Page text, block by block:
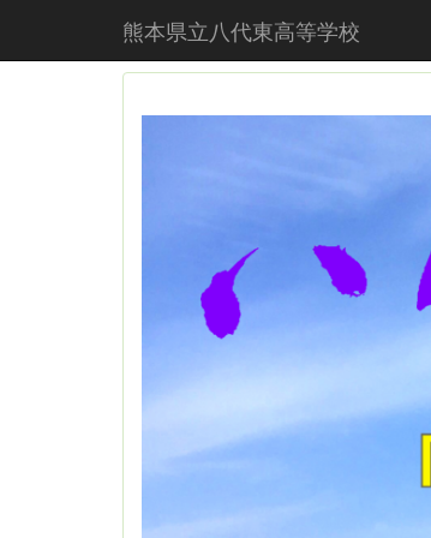
熊本県立八代東高等学校